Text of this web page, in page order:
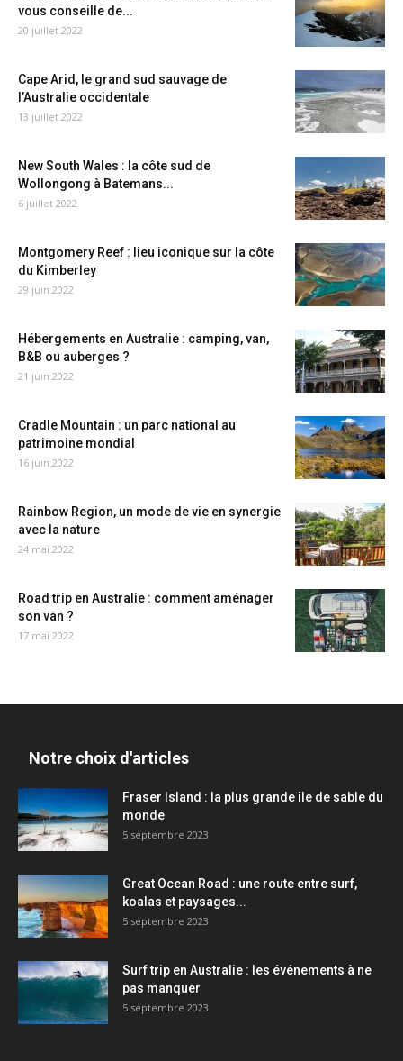
vous conseille de...
20 juillet 2022
Cape Arid, le grand sud sauvage de
l’Australie occidentale
13 juillet 2022
New South Wales : la côte sud de
Wollongong à Batemans...
6 juillet 2022
Montgomery Reef : lieu iconique sur la côte
du Kimberley
29 juin 2022
Hébergements en Australie : camping, van,
B&B ou auberges ?
21 juin 2022
Cradle Mountain : un parc national au
patrimoine mondial
16 juin 2022
Rainbow Region, un mode de vie en synergie
avec la nature
24 mai 2022
Road trip en Australie : comment aménager
son van ?
17 mai 2022
Notre choix d'articles
Fraser Island : la plus grande île de sable du
monde
5 septembre 2023
Great Ocean Road : une route entre surf,
koalas et paysages...
5 septembre 2023
Surf trip en Australie : les événements à ne
pas manquer
5 septembre 2023